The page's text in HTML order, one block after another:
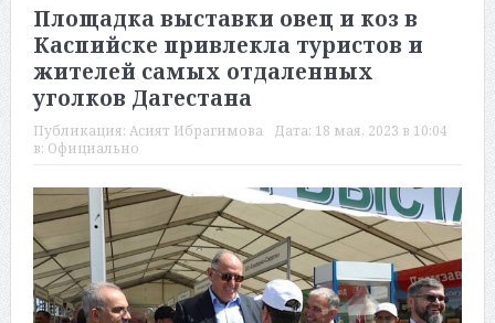
Площадка выставки овец и коз в
Каспийске привлекла туристов и
жителей самых отдаленных
уголков Дагестана
Публикация: Асият Ибрагимова Дата: 18 мая, 2023 в 10:04
в: Официально